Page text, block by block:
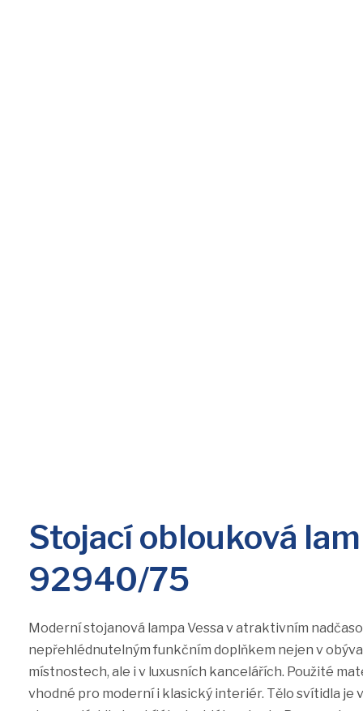
Stojací oblouková
92940/75
Moderní stojanová lampa Vessa v atraktivním
nepřehlédnutelným funkčním doplňkem nejen v
místnostech, ale i v luxusních kancelářích. Použité
vhodné pro moderní i klasický interiér. Tělo svítidla je